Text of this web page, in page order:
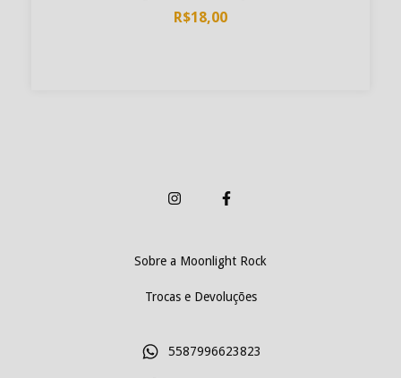
R$18,00
Sobre a Moonlight Rock
Trocas e Devoluções
5587996623823